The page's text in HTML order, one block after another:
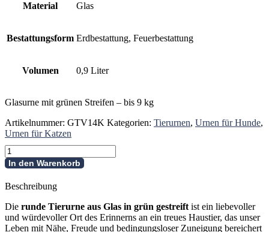
Material Glas
Bestattungsform Erdbestattung, Feuerbestattung
Volumen 0,9 Liter
Glasurne mit grünen Streifen – bis 9 kg
Artikelnummer: GTV14K Kategorien: Tierurnen, Urnen für Hunde,
Urnen für Katzen
Runde
Tierurne
aus
Glas
-
grün
gestreift
-
In den Warenkorb
Beschreibung
Die runde Tierurne aus Glas in grün gestreift ist ein liebevoller
und würdevoller Ort des Erinnerns an ein treues Haustier, das unser
Leben mit Nähe, Freude und bedingungsloser Zuneigung bereichert